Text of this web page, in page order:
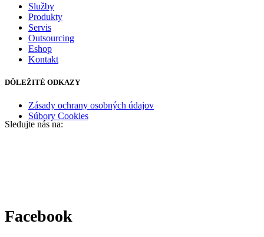
Služby
Produkty
Servis
Outsourcing
Eshop
Kontakt
DÔLEŽITÉ ODKAZY
Zásady ochrany osobných údajov
Súbory Cookies
Sledujte nás na:
Facebook